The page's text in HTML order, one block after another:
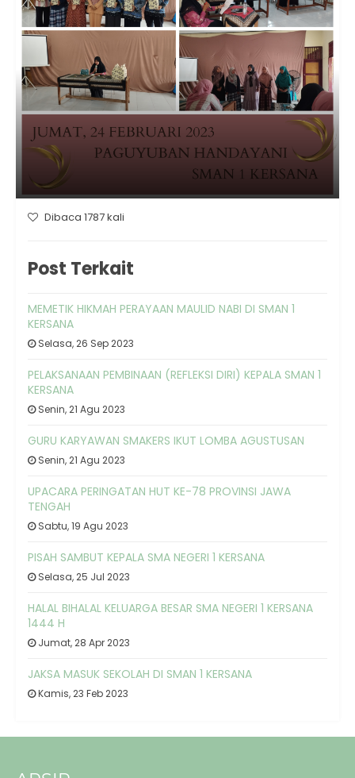
Dibaca 1787 kali
Post Terkait
MEMETIK HIKMAH PERAYAAN MAULID NABI DI SMAN 1
KERSANA
Selasa, 26 Sep 2023
PELAKSANAAN PEMBINAAN (REFLEKSI DIRI) KEPALA SMAN 1
KERSANA
Senin, 21 Agu 2023
GURU KARYAWAN SMAKERS IKUT LOMBA AGUSTUSAN
Senin, 21 Agu 2023
UPACARA PERINGATAN HUT KE-78 PROVINSI JAWA
TENGAH
Sabtu, 19 Agu 2023
PISAH SAMBUT KEPALA SMA NEGERI 1 KERSANA
Selasa, 25 Jul 2023
HALAL BIHALAL KELUARGA BESAR SMA NEGERI 1 KERSANA
1444 H
Jumat, 28 Apr 2023
JAKSA MASUK SEKOLAH DI SMAN 1 KERSANA
Kamis, 23 Feb 2023